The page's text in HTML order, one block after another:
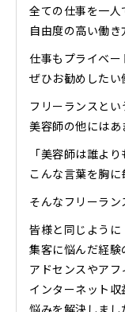
全ての仕事を一
自由度の高い働き
仕事もプライベ
ぜひお勧めしたい
フリーランスとい
美容師の他にはあ
「美容師は誰より
こんな言葉を胸に
そんなフリーラン
皆様と同じように
集客に悩んだ経験
アドセンスやア
インターネット収
悩みを解決しまし